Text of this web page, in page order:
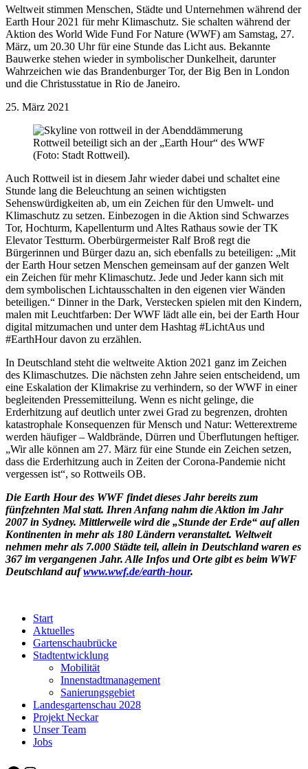
Weltweit stimmen Menschen, Städte und Unternehmen während der
Earth Hour 2021 für mehr Klimaschutz. Sie schalten während der
Aktion des World Wide Fund For Nature (WWF) am Samstag, 27.
März, um 20.30 Uhr für eine Stunde das Licht aus. Bekannte
Bauwerke stehen wieder in symbolischer Dunkelheit, darunter
Wahrzeichen wie das Brandenburger Tor, der Big Ben in London
und die Christusstatue in Rio de Janeiro.
25. März 2021
Rottweil beteiligt sich an der „Earth Hour“ des WWF
(Foto: Stadt Rottweil).
Auch Rottweil ist in diesem Jahr wieder dabei und schaltet eine
Stunde lang die Beleuchtung an seinen wichtigsten
Sehenswürdigkeiten ab, um ein Zeichen für den Umwelt- und
Klimaschutz zu setzen. Einbezogen in die Aktion sind Schwarzes
Tor, Hochturm, Kapellenturm und Altes Rathaus sowie der TK
Elevator Testturm. Oberbürgermeister Ralf Broß regt die
Bürgerinnen und Bürger dazu an, sich ebenfalls zu beteiligen: „Mit
der Earth Hour setzen Menschen gemeinsam auf der ganzen Welt
ein Zeichen für mehr Klimaschutz. Jede und Jeder kann sich mit
dem symbolischen Lichtausschalten in den eigenen vier Wänden
beteiligen.“ Dinner in the Dark, Verstecken spielen mit den Kindern,
malen mit Leuchtfarben: Der WWF lädt alle ein, bei der Earth Hour
digital mitzumachen und unter dem Hashtag #LichtAus und
#EarthHour davon zu erzählen.
In Deutschland steht die weltweite Aktion 2021 ganz im Zeichen
des Klimaschutzes. Die nächsten zehn Jahre seien entscheidend, um
eine Eskalation der Klimakrise zu verhindern, so der WWF in einer
begleitenden Pressemitteilung. Wenn es nicht gelinge, die
Erderhitzung auf deutlich unter zwei Grad zu begrenzen, drohten
katastrophale Konsequenzen für Mensch und Natur: Wetterextreme
werden häufiger – Waldbrände, Dürren und Überflutungen heftiger.
„Wir alle können am 27. März für eine Stunde ein Zeichen setzen,
dass die Erderhitzung auch in Zeiten der Corona-Pandemie nicht
vergessen ist“, so Rottweils OB.
Die Earth Hour des WWF findet dieses Jahr bereits zum
fünfzehnten Mal statt. Ihren Anfang nahm die Aktion im Jahr
2007 in Sydney. Mittlerweile wird die „Stunde der Erde“ auf allen
Kontinenten in mehr als 180 Ländern veranstaltet. Weltweit
nehmen mehr als 7.000 Städte teil, allein in Deutschland waren es
367 im vergangenen Jahr. Alle Infos und Orte gibt es beim WWF
Deutschland aufwww.wwf.de/earth-hour.
Start
Aktuelles
Gartenschaubrücke
Stadtentwicklung
Mobilität
Innenstadtmanagement
Sanierungsgebiet
Landesgartenschau 2028
Projekt Neckar
Unser Team
Jobs